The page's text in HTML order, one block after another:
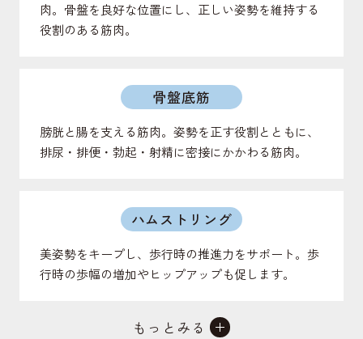
肉。骨盤を良好な位置にし、正しい姿勢を維持する
役割のある筋肉。
骨盤底筋
膀胱と腸を支える筋肉。姿勢を正す役割とともに、
排尿・排便・勃起・射精に密接にかかわる筋肉。
ハムストリング
美姿勢をキープし、歩行時の推進力をサポート。歩
行時の歩幅の増加やヒップアップも促します。
もっとみる